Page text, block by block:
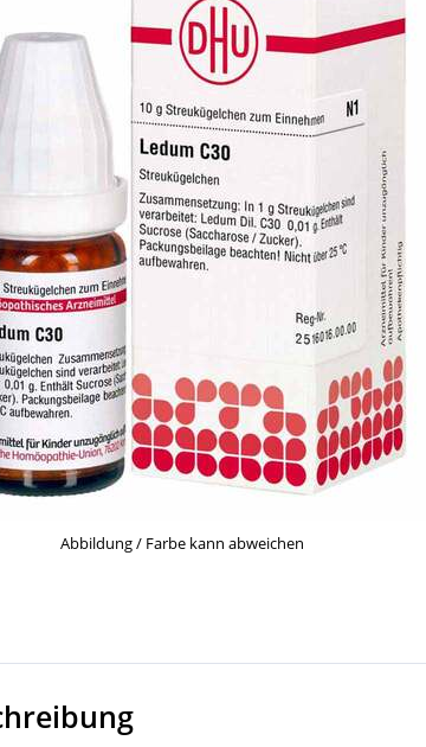
Abbildung / Farbe kann abweichen